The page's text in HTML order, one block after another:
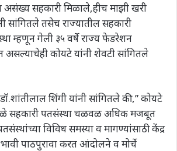
सहकारी मिळाले,हीच माझी खरी
सांगितले तसेच राज्यातील सहकारी
म्हणून गेली ३५ वर्षे राज्य फेडरेशन
असल्याचेही कोयटे यांनी शेवटी सांगितले
डॉ.शांतीलाल शिंगी यांनी सांगितले की,” कोयटे
सहकारी पतसंस्था चळवळ अधिक मजबूत
विविध समस्या व मागण्यांसाठी केंद्र
पाठपुरावा करत आंदोलने व मोर्चे